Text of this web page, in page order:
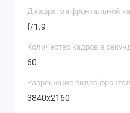
Диафрагма фронтальной
f/1.9
Количество кадров в
60
Разрешение видео
3840х2160